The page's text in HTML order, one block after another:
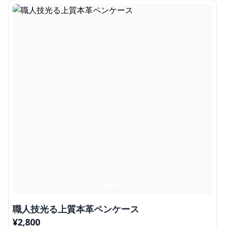
職人技光る上質本革ペンケース
¥2,800